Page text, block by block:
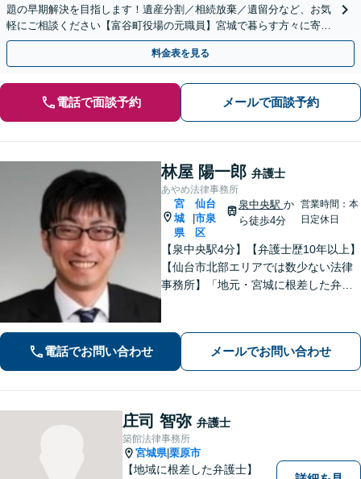
題の早期解決を目指します！遺産分割／相続放棄／遺留分など、お気
軽にご相談ください【富谷町役場の元職員】宮城で暮らす方々に寄り
添う、敷居の低い事務所です【無料駐車場あり】
料金表を見る
電話で面談予約 メールで面談予約
林屋 陽一郎 弁護士
あやめ法律事務所
宮
城
県
仙台
市泉
区
泉中央駅 か
ら徒歩4分
営業時間：本
日定休日
【泉中央駅4分】【弁護士歴10年以上】
【仙台市北部エリアでは数少ない法律
事務所】「地元・宮城に根差した弁護
電話でお問い合わせ メールでお問い合わせ
庄司 智弥 弁護士
築館法律事務所
宮城県|栗原市
【地域に根差した弁護士】